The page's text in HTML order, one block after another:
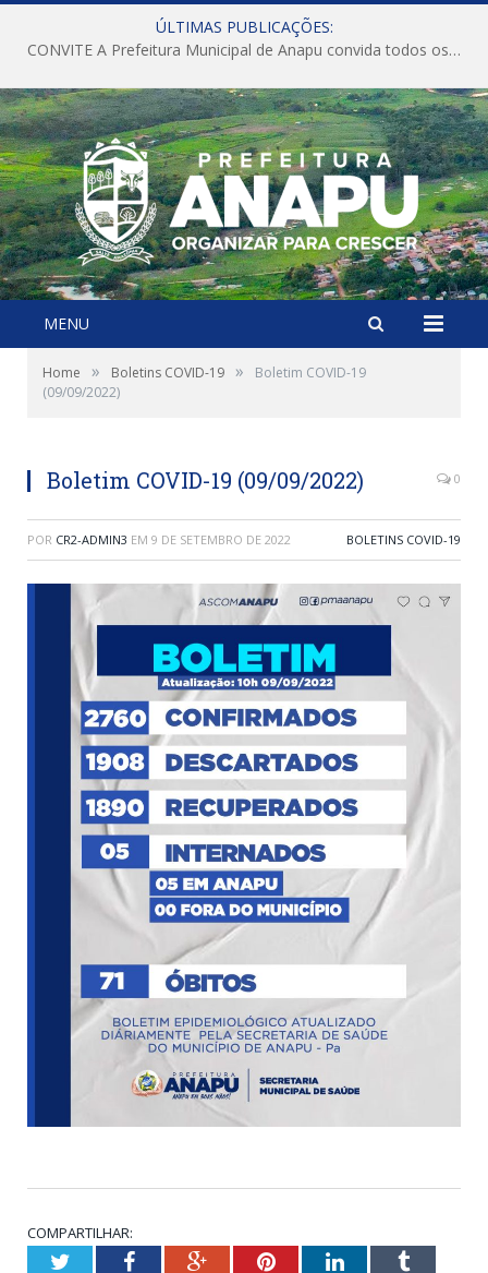
ÚLTIMAS PUBLICAÇÕES:
CONVITE A Prefeitura Municipal de Anapu convida todos os servidores públicos municipais para participarem da Audiência Pública de discussão da Lei de Diretrizes Orçamentárias (LDO), importante instrumento de planejamento das ações e investimentos da Administração Pública para o próximo exercício financeiro.
MENU
Home » Boletins COVID-19 »
Boletim COVID-19
(09/09/2022)
Boletim COVID-19 (09/09/2022) 0
POR CR2-ADMIN3 EM 9 DE SETEMBRO DE 2022 BOLETINS COVID-19
COMPARTILHAR:
TwitterFacebookGoogle+PinterestLinkedInTumblr